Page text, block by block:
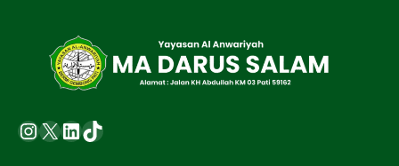
Instagram
X LinkedIn
https://www.tiktok.com/